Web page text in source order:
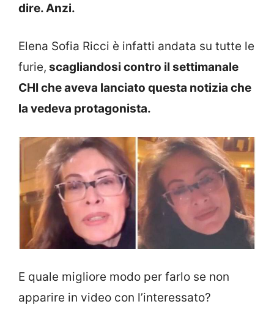
dire. Anzi.
Elena Sofia Ricci è infatti andata su tutte le
furie, scagliandosi contro il settimanale
CHI che aveva lanciato questa notizia che
la vedeva protagonista.
E quale migliore modo per farlo se non
apparire in video con l’interessato?